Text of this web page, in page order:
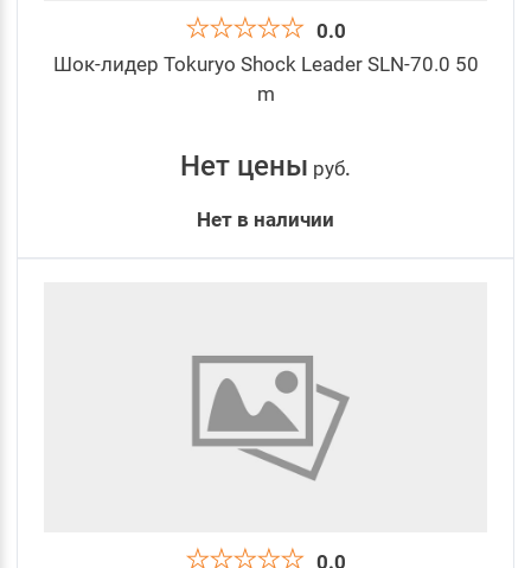
0.0
Шок-лидер Tokuryo Shock Leader SLN-70.0 50
m
Нет цены руб.
Нет в наличии
0.0